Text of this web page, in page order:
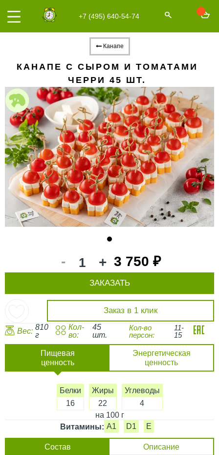
+7 (495) 640-54-74
Канапе
КАНАПЕ С СЫРОМ И ТОМАТАМИ
ЧЕРРИ 45 ШТ.
- + 3 750 ₽
Заказ в 1 клик
ЗАКАЗАТЬ
Вес: 810
г
Кол-
во:
45
шт.
Кол-во
персон:
11-
15
Пищевая
ценность
Энергетическая
ценность
Белки
16
Жиры
22
Углеводы
4
на 100 г
Витамины: A1 D1 E
Состав Описание